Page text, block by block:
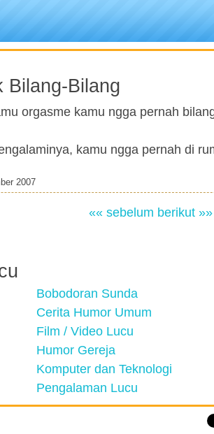
Bilang-Bilang
orgasme kamu ngga pernah
kamu ngga pernah di
2007
«« sebelum berikut »»
Bobodoran Sunda
Cerita Humor Umum
Film / Video Lucu
Humor Gereja
Komputer dan Teknologi
Pengalaman Lucu